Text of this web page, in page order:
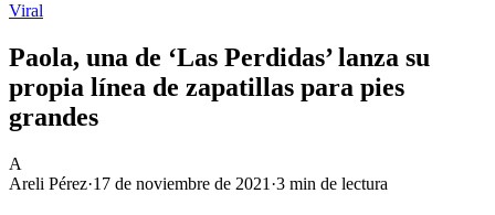
Viral
Paola, una de ‘Las Perdidas’ lanza su
propia línea de zapatillas para pies
grandes
A
Areli Pérez·17 de noviembre de 2021 ·3 min de lectura